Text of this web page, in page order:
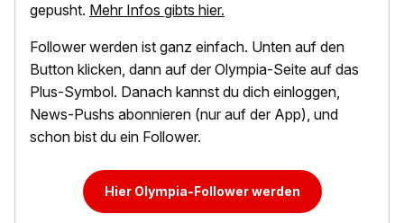
gepusht. Mehr Infos gibts hier.
Follower werden ist ganz einfach. Unten auf den
Button klicken, dann auf der Olympia-Seite auf das
Plus-Symbol. Danach kannst du dich einloggen,
News-Pushs abonnieren (nur auf der App), und
schon bist du ein Follower.
Hier Olympia-Follower werden